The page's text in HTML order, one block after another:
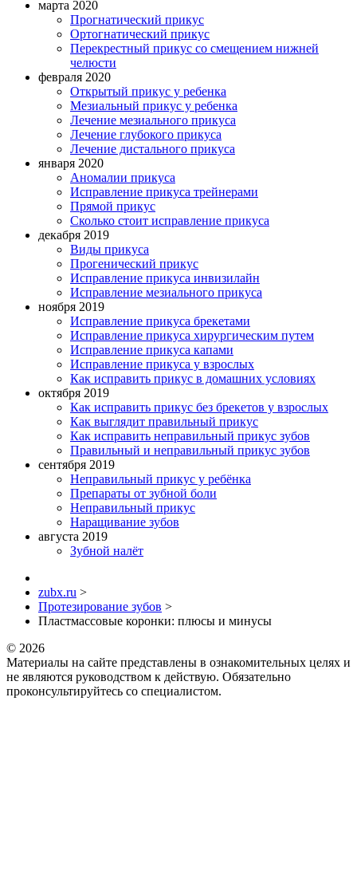
марта 2020
Прогнатический прикус
Ортогнатический прикус
Перекрестный прикус со смещением нижней
челюсти
февраля 2020
Открытый прикус у ребенка
Мезиальный прикус у ребенка
Лечение мезиального прикуса
Лечение глубокого прикуса
Лечение дистального прикуса
января 2020
Аномалии прикуса
Исправление прикуса трейнерами
Прямой прикус
Сколько стоит исправление прикуса
декабря 2019
Виды прикуса
Прогенический прикус
Исправление прикуса инвизилайн
Исправление мезиального прикуса
ноября 2019
Исправление прикуса брекетами
Исправление прикуса хирургическим путем
Исправление прикуса капами
Исправление прикуса у взрослых
Как исправить прикус в домашних условиях
октября 2019
Как исправить прикус без брекетов у взрослых
Как выглядит правильный прикус
Как исправить неправильный прикус зубов
Правильный и неправильный прикус зубов
сентября 2019
Неправильный прикус у ребёнка
Препараты от зубной боли
Неправильный прикус
Наращивание зубов
августа 2019
Зубной налёт
zubx.ru >
Протезирование зубов >
Пластмассовые коронки: плюсы и минусы
© 2026
Материалы на сайте представлены в ознакомительных целях и
не являются руководством к действую. Обязательно
проконсультируйтесь со специалистом.